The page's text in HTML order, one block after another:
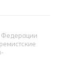
Федерации